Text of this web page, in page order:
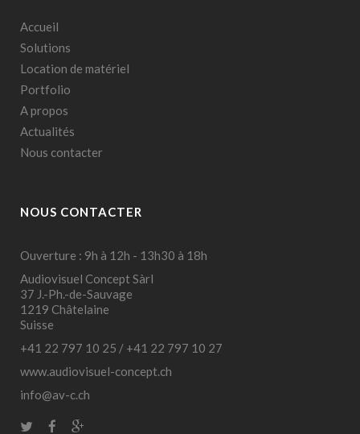
Accueil
Solutions
Location de matériel
Portfolio
A propos
Actualités
Nous contacter
NOUS CONTACTER
Ouverture : 9h à 12h - 13h30 à 18h
Audiovisuel Concept Sàrl
37 J.-Ph.-de-Sauvage
1219 Châtelaine
Suisse
+41 22 797 10 25 / +41 22 797 10 27
www.audiovisuel-concept.ch
info@av-c.ch